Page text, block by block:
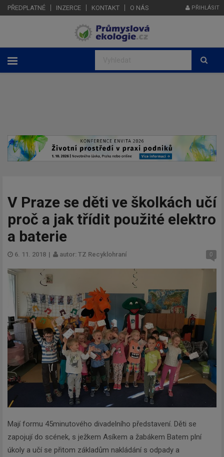
PŘEDPLATNÉ INZERCE KONTAKT O NÁS PŘIHLÁSIT
V Praze se děti ve školkách učí
proč a jak třídit použité elektro
a baterie
6. 11. 2018 | autor: TZ Recyklohraní 0
Mají formu 45minutového divadelního představení. Děti se
zapojují do scének, s ježkem Asíkem a žabákem Batem plní
úkoly a učí se přitom základům nakládání s odpady a